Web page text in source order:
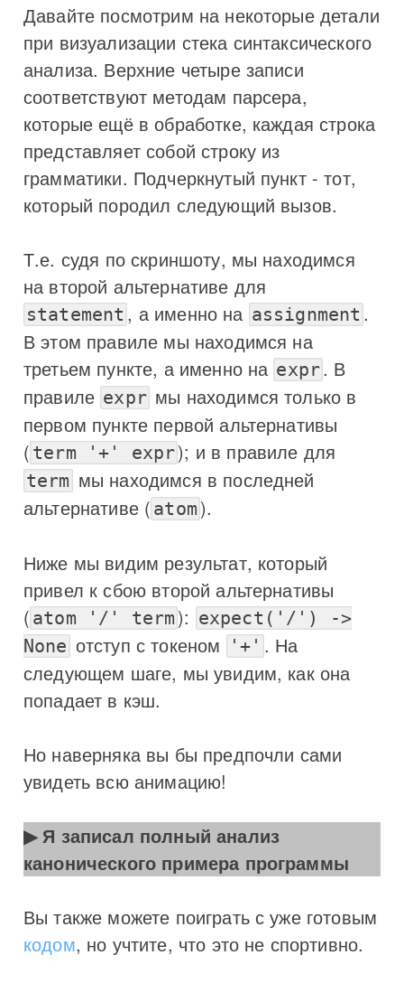
Давайте посмотрим на некоторые детали
при визуализации стека синтаксического
анализа. Верхние четыре записи
соответствуют методам парсера,
которые ещё в обработке, каждая строка
представляет собой строку из
грамматики. Подчеркнутый пункт - тот,
который породил следующий вызов.
Т.е. судя по скриншоту, мы находимся
на второй альтернативе для
statement , а именно на assignment .
В этом правиле мы находимся на
третьем пункте, а именно на expr. В
правиле expr мы находимся только в
первом пункте первой альтернативы
( term '+' expr); и в правиле для
term мы находимся в последней
альтернативе ( atom ).
Ниже мы видим результат, который
привел к сбою второй альтернативы
( atom '/' term ): expect('/') ->
None отступ с токеном '+' . На
следующем шаге, мы увидим, как она
попадает в кэш.
Но наверняка вы бы предпочли сами
увидеть всю анимацию!
Я записал полный анализ
канонического примера программы
Вы также можете поиграть с уже готовым
кодом, но учтите, что это не спортивно.